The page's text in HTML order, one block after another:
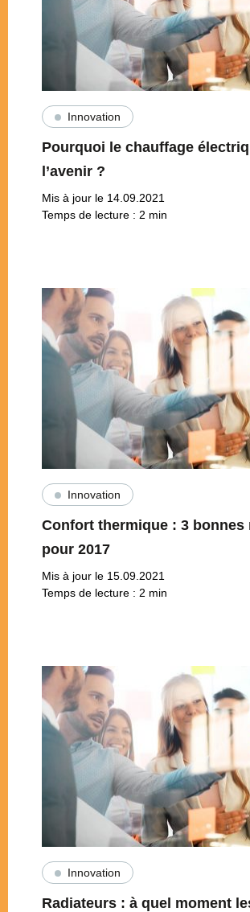
Innovation
Pourquoi le chauffage
l’avenir ?
Mis à jour le 14.09.2021
Temps de lecture : 2 min
Innovation
Confort thermique : 3
pour 2017
Mis à jour le 15.09.2021
Temps de lecture : 2 min
Innovation
Radiateurs : à quel moment